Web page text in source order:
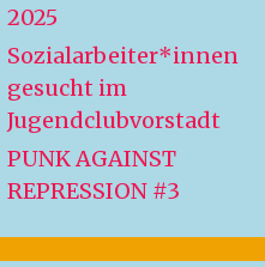
2025
Sozialarbeiter*innen
gesucht im
Jugendclubvorstadt
PUNK AGAINST
REPRESSION #3